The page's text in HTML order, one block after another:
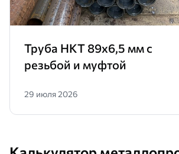
Труба НКТ 89х6,5 мм с
резьбой и муфтой
29 июля 2026